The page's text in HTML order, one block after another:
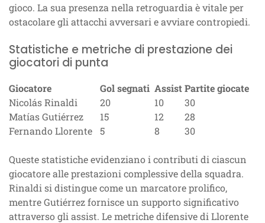
gioco. La sua presenza nella retroguardia è vitale per
ostacolare gli attacchi avversari e avviare contropiedi.
Statistiche e metriche di prestazione dei
giocatori di punta
Giocatore Gol segnati AssistPartite giocate
Nicolás Rinaldi
20 10
30
Matías Gutiérrez
15 12
28
Fernando Llorente
5 8 30
Queste statistiche evidenziano i contributi di ciascun
giocatore alle prestazioni complessive della squadra.
Rinaldi si distingue come un marcatore prolifico,
mentre Gutiérrez fornisce un supporto significativo
attraverso gli assist. Le metriche difensive di Llorente